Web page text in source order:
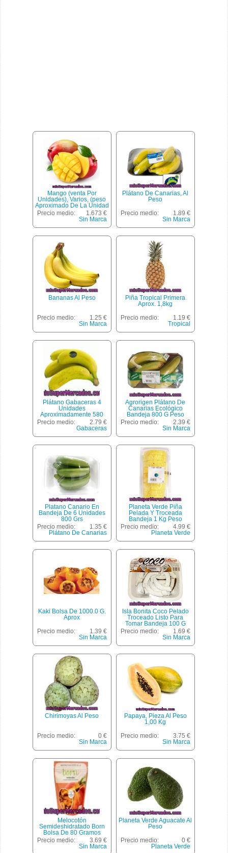
Mango (venta Por
Unidades), Varios, (peso
Aproximado De La Unidad
700 Gr)
Precio medio:
1.673 €
Sin Marca
Plátano De Canarias, Al
Peso
Precio medio:
1.89 €
Sin Marca
Bananas Al Peso
Precio medio:
1.25 €
Sin Marca
Piña Tropical Primera
Aprox. 1,8kg
Precio medio:
1.19 €
Tropical
Plátano Gabaceras 4
Unidades
Aproximadamente 580
Gramos
Precio medio:
2.79 €
Gabaceras
Agrorigen Plátano De
Canarias Ecológico
Bandeja 800 G Peso
Aproximado
Precio medio:
2.39 €
Sin Marca
Platano Canario En
Bandeja De 6 Unidades
800 Grs
Precio medio:
1.35 €
Plátano De Canarias
Planeta Verde Piña
Pelada Y Troceada
Bandeja 1 Kg Peso
Aproximado
Precio medio:
4.99 €
Planeta Verde
Kaki Bolsa De 1000.0 G.
Aprox
Precio medio:
1.39 €
Sin Marca
Isla Bonita Coco Pelado
Troceado Listo Para
Tomar Bandeja 100 G
Precio medio:
1.69 €
Sin Marca
Chirimoyas Al Peso
Precio medio:
0 €
Sin Marca
Papaya, Pieza Al Peso
1,00 Kg
Precio medio:
3.75 €
Sin Marca
Melocotón
Semideshidratado Born
Bolsa De 80 Gramos
Precio medio:
3.69 €
Sin Marca
Planeta Verde Aguacate Al
Peso
Precio medio:
0 €
Planeta Verde